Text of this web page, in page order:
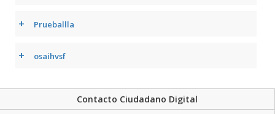
+ Prueballla
+ osaihvsf
Contacto Ciudadano Digital